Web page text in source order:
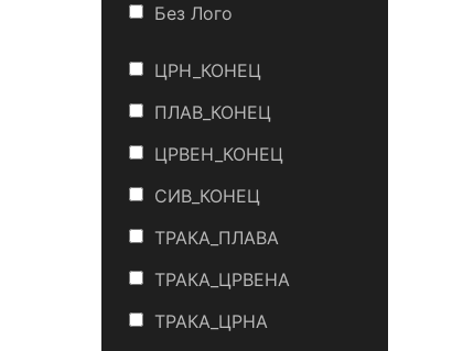
Без Лого
ЦРН_КОНЕЦ
ПЛАВ_КОНЕЦ
ЦРВЕН_КОНЕЦ
СИВ_КОНЕЦ
ТРАКА_ПЛАВА
ТРАКА_ЦРВЕНА
ТРАКА_ЦРНА